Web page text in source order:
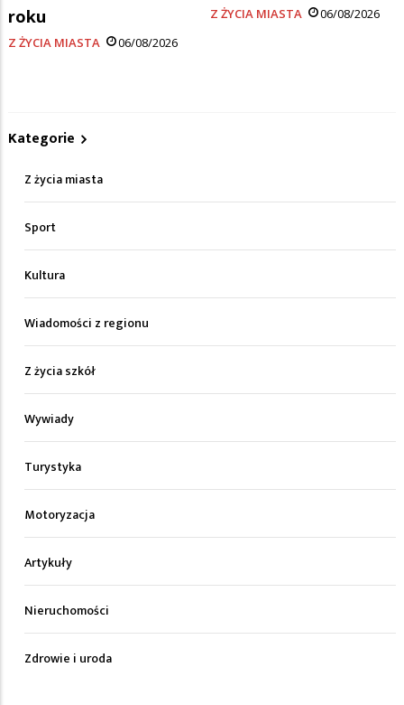
roku
Z ŻYCIA MIASTA 06/08/2026
Z ŻYCIA MIASTA 06/08/2026
Kategorie
Z życia miasta
Sport
Kultura
Wiadomości z regionu
Z życia szkół
Wywiady
Turystyka
Motoryzacja
Artykuły
Nieruchomości
Zdrowie i uroda